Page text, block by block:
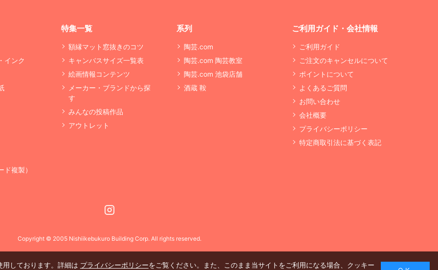
インク
複製）
特集一覧
額縁マット窓抜きのコツ
キャンバスサイズ一覧表
絵画情報コンテンツ
メーカー・ブランドから探
す
みんなの投稿作品
アウトレット
系列
陶芸.com
陶芸.com 陶芸教室
陶芸.com 池袋店舗
酒蔵 鞍
ご利用ガイド・会社情報
ご利用ガイド
ご注文のキャンセルについて
ポイントについて
よくあるご質問
お問い合わせ
会社概要
プライバシーポリシー
特定商取引法に基づく表記
Copyright © 2005 Nishiikebukuro Building Corp. All rights reserved.
しております。詳細は プライバシーポリシーをご覧ください。また、このまま当サイトをご利用になる場合、クッキー